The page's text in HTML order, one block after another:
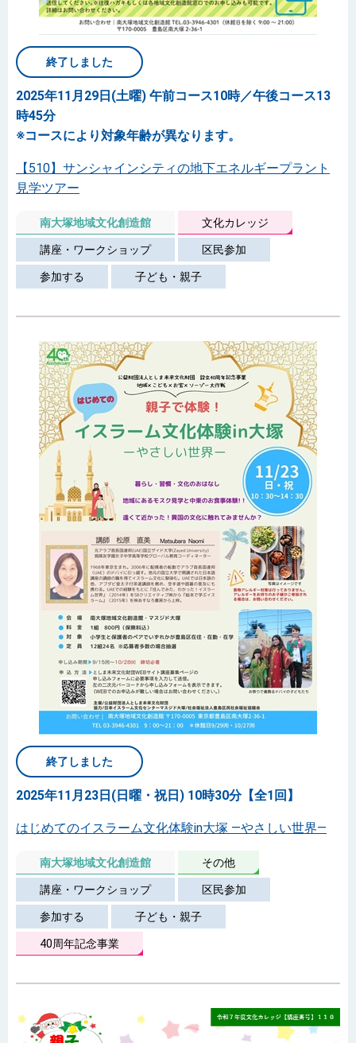
終了しました
2025年11月29日(土曜) 午前コース10時／午後コース13
時45分
※コースにより対象年齢が異なります。
【510】サンシャインシティの地下エネルギープラント
見学ツアー
南大塚地域文化創造館 文化カレッジ
講座・ワークショップ 区民参加
参加する 子ども・親子
終了しました
2025年11月23日(日曜・祝日) 10時30分【全1回】
はじめてのイスラーム文化体験in大塚 ―やさしい世界―
南大塚地域文化創造館 その他
講座・ワークショップ 区民参加
参加する 子ども・親子
40周年記念事業